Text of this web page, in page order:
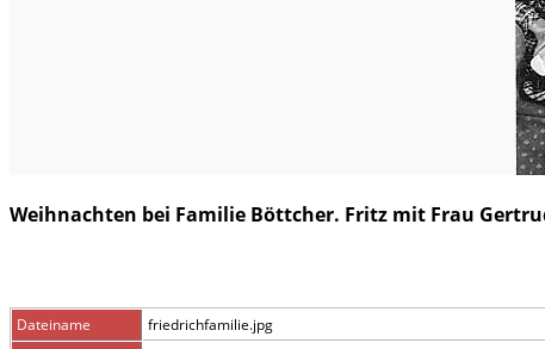
Weihnachten bei Familie Böttcher. Fritz mit Frau
Dateiname
friedrichfamilie.jpg